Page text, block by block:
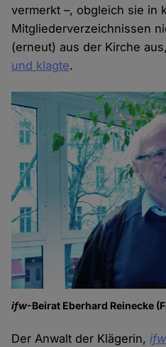
vermerkt –, obgleich sie in
Mitgliederverzeichnissen
(erneut) aus der Kirche aus,
und klagte.
ifw-Beirat Eberhard Reinecke
Der Anwalt der Klägerin,ifw